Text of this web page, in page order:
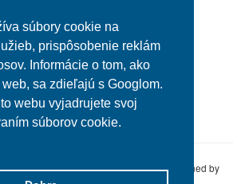
súbory cookie na
prispôsobenie reklám
Informácie o tom, ako
sa zdieľajú s Googlom.
webu vyjadrujete svoj
súborov cookie.
Kontaktujte nás
Reklamácie
Altline s.r.o. All Rights Reserved. Designed by